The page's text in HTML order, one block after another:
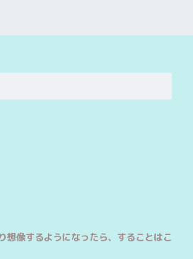
想像するようになったら、することはこ